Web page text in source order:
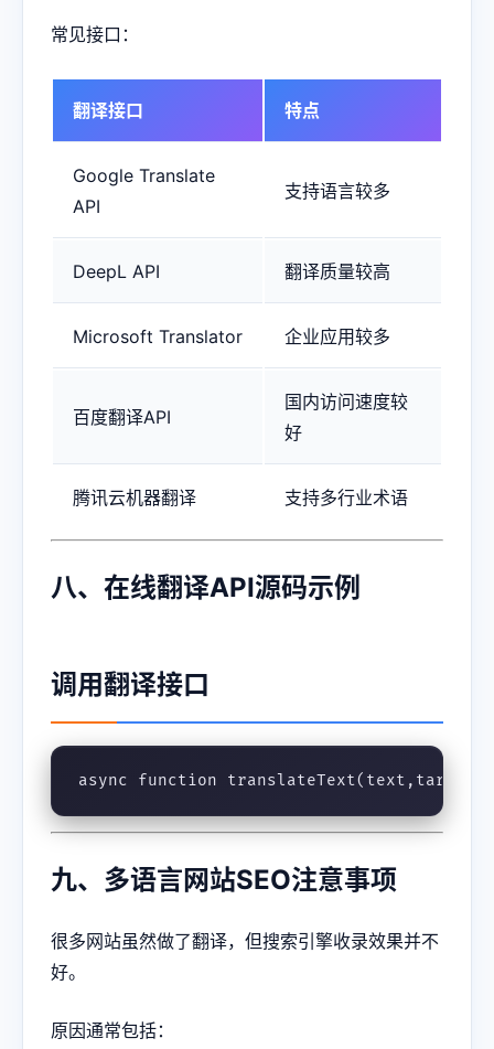
常见接口：
翻译接口 特点
Google Translate
API
支持语言较多
DeepL API 翻译质量较高
Microsoft Translator 企业应用较多
百度翻译API
国内访问速度较
好
腾讯云机器翻译 支持多行业术语
八、在线翻译API源码示例
调用翻译接口
async function translateText(text,target){
九、多语言网站SEO注意事项
很多网站虽然做了翻译，但搜索引擎收录效果并不
好。
原因通常包括：